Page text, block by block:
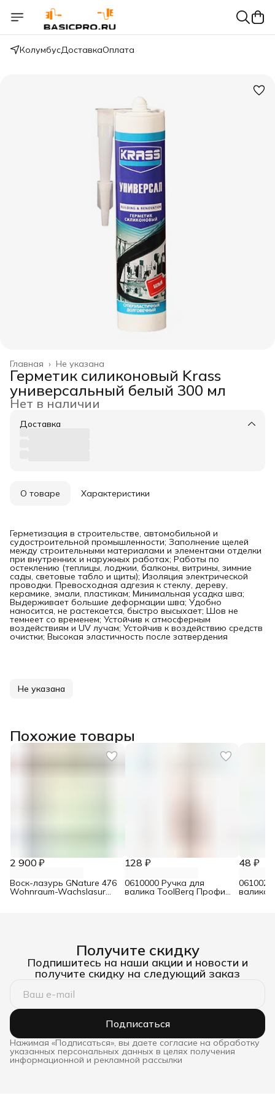
КолумбусДоставкаОплата
Не указана
Главная ›
Герметик силиконовый Krass
универсальный белый 300 мл
Нет в наличии
Доставка
О товаре Характеристики
Герметизация в строительстве, автомобильной и
судостроительной промышленности; Заполнение щелей
между строительными материалами и элементами отделки
при внутренних и наружных работах; Работы по
остеклению (теплицы, лоджии, балконы, витрины, зимние
сады, световые табло и щиты); Изоляция электрической
проводки. Превосходная адгезия к стеклу, дереву,
керамике, эмали, пластикам; Минимальная усадка шва;
Выдерживает большие деформации шва; Удобно
наносится, не растекается, быстро высыхает; Шов не
темнеет со временем; Устойчив к атмосферным
воздействиям и UV лучам; Устойчив к воздействию средств
очистки; Высокая эластичность после затвердения
Не указана
Похожие товары
2 900 ₽
Воск-лазурь GNature 476
Wohnraum-Wachslasur
128 ₽
0610000 Ручка для
валика ToolBerg Профи
48 ₽
валика
Получите скидку
Подпишитесь на наши акции и новости и
получите скидку на следующий заказ
Подписаться
Нажимая «Подписаться», вы даете согласие на обработку
указанных персональных данных в целях получения
информационной и рекламной рассылки